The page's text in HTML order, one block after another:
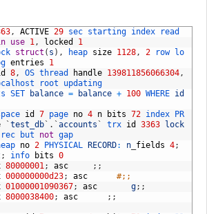
, ACTIVE 29 sec starting index
read
use 1, locked
1
struct ( s ) , heap size 1128, 2 row lo
entries
1
8, OS thread handle 139811856066304,
root updating
SET balance = balance + 100 WHERE id
id 7 page no 4 n bits 72 index
PR
` test_db ` . ` accounts ` trx id 3363
lock
rec but not gap
no 2 PHYSICAL RECORD: n fields 4;
; info bits 0
80000001; asc ; ;
000000000d23; asc
#;;
01000001090367; asc g; ;
8000038400; asc ; ;